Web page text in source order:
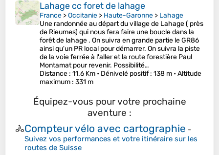
Lahage cc foret de lahage
France >Occitanie > Haute-Garonne > Lahage
Une randonnée au départ du village de Lahage ( près
de Rieumes) qui nous fera faire une boucle dans la
forêt de lahage . On suivra en grande partie le GR86
ainsi qu'un PR local pour démarrer. On suivra la piste
de la voie ferrée à l'aller et la route forestière Paul
Montamat pour revenir. Possibilité…
Distance : 11.6 Km • Dénivelé positif: 138 m •Altitude
maximum : 331 m
Équipez-vous pour votre prochaine
aventure :
🚴Compteur vélo avec cartographie -
Suivez vos performances et votre itinéraire sur les
routes de Suisse